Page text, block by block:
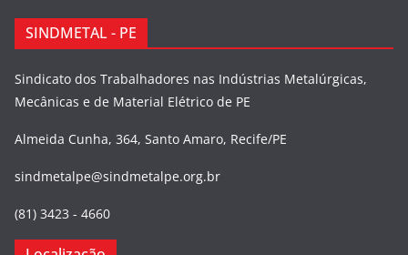
SINDMETAL - PE
Sindicato dos Trabalhadores nas Indústrias Metalúrgicas,
Mecânicas e de Material Elétrico de PE
Almeida Cunha, 364, Santo Amaro, Recife/PE
sindmetalpe@sindmetalpe.org.br
(81) 3423 - 4660